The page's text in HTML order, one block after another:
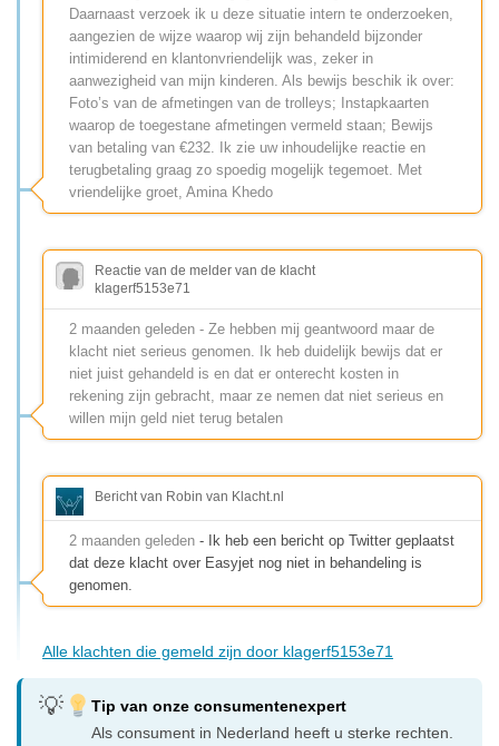
Daarnaast verzoek ik u deze situatie intern te onderzoeken,
aangezien de wijze waarop wij zijn behandeld bijzonder
intimiderend en klantonvriendelijk was, zeker in
aanwezigheid van mijn kinderen. Als bewijs beschik ik over:
Foto’s van de afmetingen van de trolleys; Instapkaarten
waarop de toegestane afmetingen vermeld staan; Bewijs
van betaling van €232. Ik zie uw inhoudelijke reactie en
terugbetaling graag zo spoedig mogelijk tegemoet. Met
vriendelijke groet, Amina Khedo
Reactie van de melder van de klacht
klagerf5153e71
2 maanden geleden - Ze hebben mij geantwoord maar de
klacht niet serieus genomen. Ik heb duidelijk bewijs dat er
niet juist gehandeld is en dat er onterecht kosten in
rekening zijn gebracht, maar ze nemen dat niet serieus en
willen mijn geld niet terug betalen
Bericht van Robin van Klacht.nl
2 maanden geleden - Ik heb een bericht op Twitter geplaatst
dat deze klacht over Easyjet nog niet in behandeling is
genomen.
Alle klachten die gemeld zijn door klagerf5153e71
Tip van onze consumentenexpert
Als consument in Nederland heeft u sterke rechten.